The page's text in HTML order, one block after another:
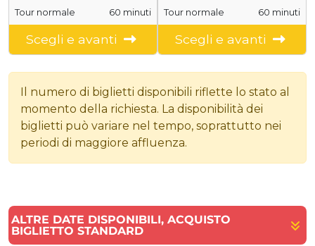
Tour normale
60 minuti
Scegli e avanti
Tour normale
60 minuti
Scegli e avanti
Il numero di biglietti disponibili riflette lo stato al
momento della richiesta. La disponibilità dei
biglietti può variare nel tempo, soprattutto nei
periodi di maggiore affluenza.
ALTRE DATE DISPONIBILI, ACQUISTO
BIGLIETTO STANDARD